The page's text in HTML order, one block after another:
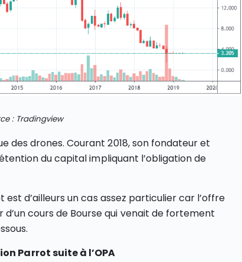
: Tradingview
des drones. Courant 2018, son fondateur et
du capital impliquant l’obligation de
est d’ailleurs un cas assez particulier car l’offre
cours de Bourse qui venait de fortement
Parrot suite à l’OPA